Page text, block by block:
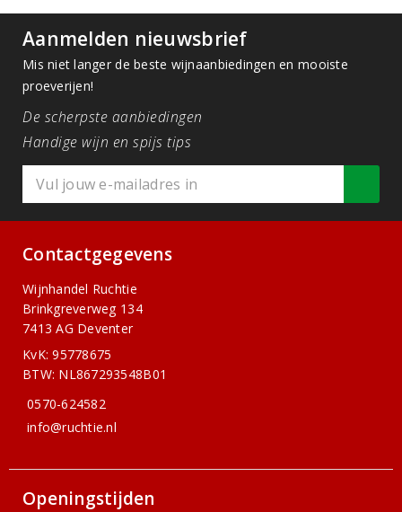
Aanmelden nieuwsbrief
Mis niet langer de beste wijnaanbiedingen en mooiste
proeverijen!
De scherpste aanbiedingen
Handige wijn en spijs tips
Contactgegevens
Wijnhandel Ruchtie
Brinkgreverweg 134
7413 AG Deventer
KvK: 95778675
BTW: NL867293548B01
0570-624582
info@ruchtie.nl
Openingstijden